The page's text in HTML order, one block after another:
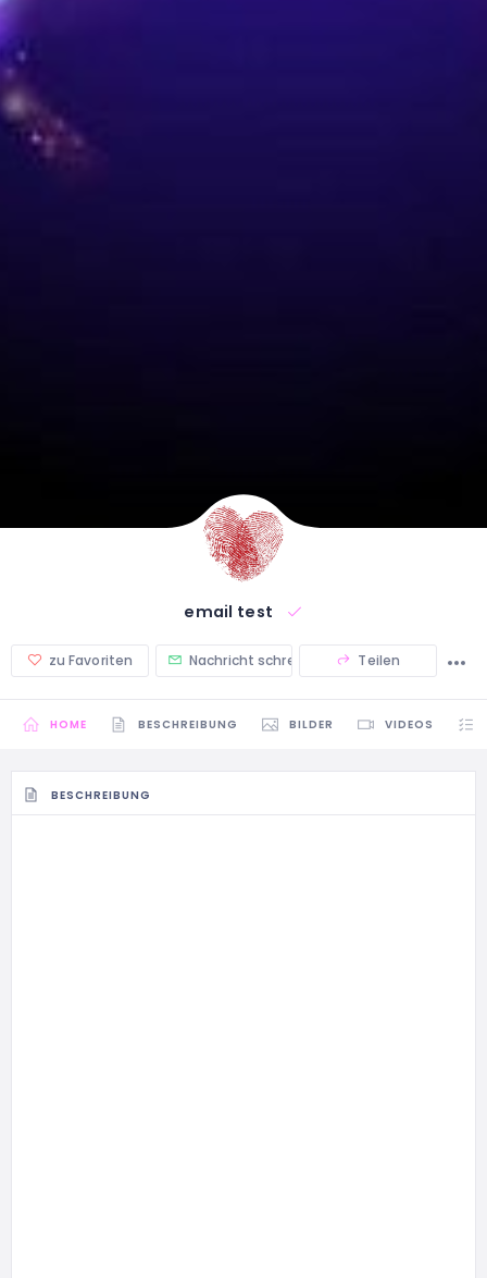
email test
zu Favoriten Nachricht schreiben Teilen
HOME BESCHREIBUNG BILDER VIDEOS
BESCHREIBUNG